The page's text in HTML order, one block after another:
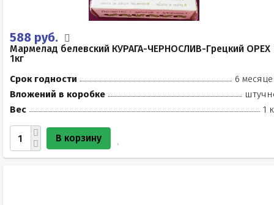
588 руб.
Мармелад белевский КУРАГА-ЧЕРНОСЛИВ-Грецкий ОРЕХ
1кг
Срок годности
6
Вложений в коробке
Вес
1
В корзину